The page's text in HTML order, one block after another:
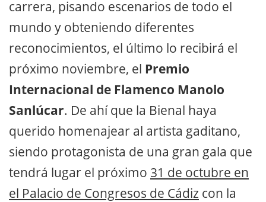
carrera, pisando escenarios de todo el
mundo y obteniendo diferentes
reconocimientos, el último lo recibirá el
próximo noviembre, el Premio
Internacional de Flamenco Manolo
Sanlúcar. De ahí que la Bienal haya
querido homenajear al artista gaditano,
siendo protagonista de una gran gala que
tendrá lugar el próximo 31 de octubre en
el Palacio de Congresos de Cádiz con la